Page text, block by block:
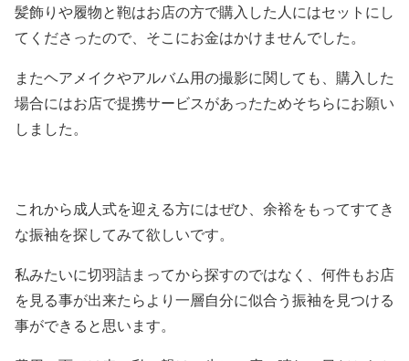
髪飾りや履物と鞄はお店の方で購入した人にはセットにし
てくださったので、そこにお金はかけませんでした。
またヘアメイクやアルバム用の撮影に関しても、購入した
場合にはお店で提携サービスがあったためそちらにお願い
しました。
これから成人式を迎える方にはぜひ、余裕をもってすてき
な振袖を探してみて欲しいです。
私みたいに切羽詰まってから探すのではなく、何件もお店
を見る事が出来たらより一層自分に似合う振袖を見つける
事ができると思います。